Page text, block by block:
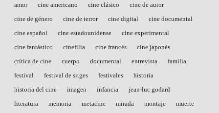
amor cine americano cine clásico
cine de autor
cine de género
cine de terror cine digital
cine documental
cine español
cine estadounidense
cine experimental
cine fantástico
cinefilia cine francés
cine japonés
crítica de cine
cuerpo documental entrevista
familia
festival
festival de sitges festivales
historia
historia del cine
imagen infancia
jean-luc godard
literatura
memoria metacine mirada montaje
muerte